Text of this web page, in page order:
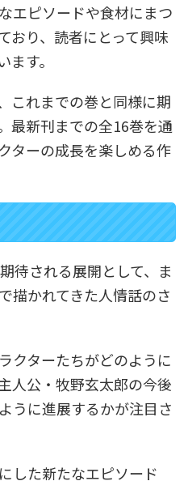
エピソードや食材にまつ
おり、読者にとって興味
す。
これまでの巻と同様に期
最新刊までの全16巻を通
ターの成長を楽しめる作
待される展開として、ま
描かれてきた人情話のさ
クターたちがどのように
人公・牧野玄太郎の今後
うに進展するかが注目さ
した新たなエピソード